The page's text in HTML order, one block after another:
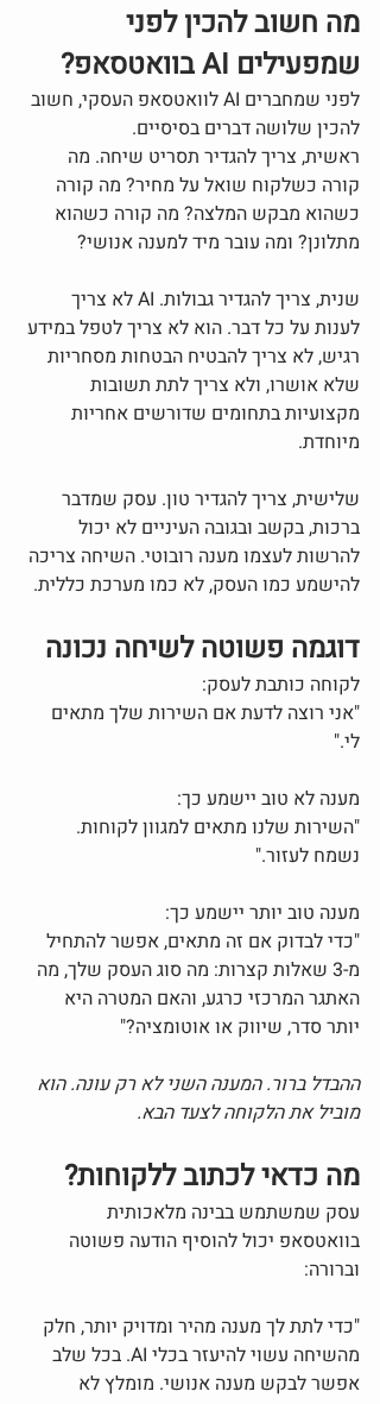
מה חשוב להכין לפני
שמפעילים AI בוואטסאפ?
לפני שמחברים AI לוואטסאפ העסקי, חשוב
להכין שלושה דברים בסיסיים.
ראשית, צריך להגדיר תסריט שיחה. מה
קורה כשלקוח שואל על מחיר? מה קורה
כשהוא מבקש המלצה? מה קורה כשהוא
מתלונן? ומה עובר מיד למענה אנושי?
שנית, צריך להגדיר גבולות. AI לא צריך
לענות על כל דבר. הוא לא צריך לטפל במידע
רגיש, לא צריך להבטיח הבטחות מסחריות
שלא אושרו, ולא צריך לתת תשובות
מקצועיות בתחומים שדורשים אחריות
מיוחדת.
שלישית, צריך להגדיר טון. עסק שמדבר
ברכות, בקשב ובגובה העיניים לא יכול
להרשות לעצמו מענה רובוטי. השיחה צריכה
להישמע כמו העסק, לא כמו מערכת כללית.
דוגמה פשוטה לשיחה נכונה
לקוחה כותבת לעסק:
"אני רוצה לדעת אם השירות שלך מתאים
לי."
מענה לא טוב יישמע כך:
"השירות שלנו מתאים למגוון לקוחות.
נשמח לעזור."
מענה טוב יותר יישמע כך:
"כדי לבדוק אם זה מתאים, אפשר להתחיל
מ-3 שאלות קצרות: מה סוג העסק שלך, מה
האתגר המרכזי כרגע, והאם המטרה היא
יותר סדר, שיווק או אוטומציה?"
ההבדל ברור. המענה השני לא רק עונה. הוא
מוביל את הלקוחה לצעד הבא.
מה כדאי לכתוב ללקוחות?
עסק שמשתמש בבינה מלאכותית
בוואטסאפ יכול להוסיף הודעה פשוטה
וברורה:
"כדי לתת לך מענה מהיר ומדויק יותר, חלק
מהשיחה עשוי להיעזר בכלי AI. בכל שלב
אפשר לבקש מענה אנושי. מומלץ לא